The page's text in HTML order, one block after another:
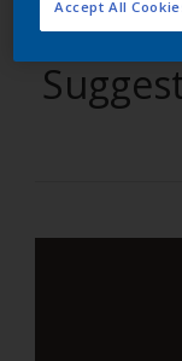
Accept All